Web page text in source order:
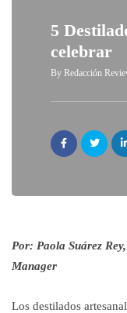
5
celebrar
By Redacción
Por: Paola Suárez
Manager
Los destilados